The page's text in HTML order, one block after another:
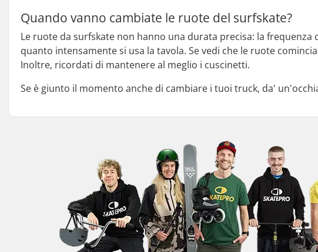
Quando vanno cambiate le ruote del surfskate?
Le ruote da surfskate non hanno una durata precisa: la
quanto intensamente si usa la tavola. Se vedi che le ruote
Inoltre, ricordati di mantenere al meglio i cuscinetti.
Se è giunto il momento anche di cambiare i tuoi truck, da'